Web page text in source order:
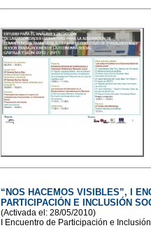
“NOS HACEMOS VISIBLES”, I
PARTICIPACIÓN E INCLUSIÓN
(Activada el: 28/05/2010)
I Encuentro de Participación e